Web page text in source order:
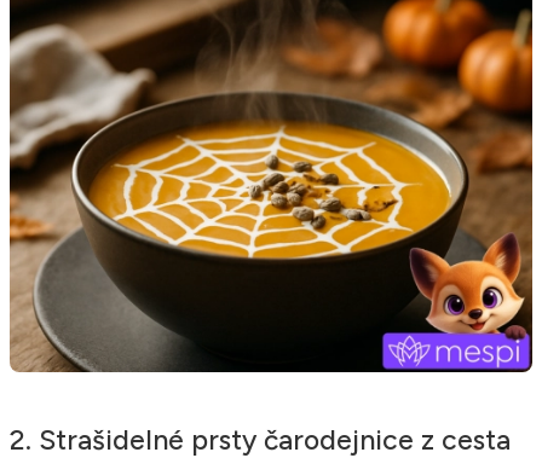
2. Strašidelné prsty čarodejnice z cesta